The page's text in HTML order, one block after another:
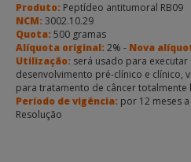
Produto: Peptídeo antitumoral RB09
NCM:3002.10.29
Quota:500 gramas
Alíquota original:2% - Nova
Utilização: será usado para
desenvolvimento pré-clínico e clínico,
para tratamento de câncer totalmente
Período de vigência: por 12 meses
Resolução